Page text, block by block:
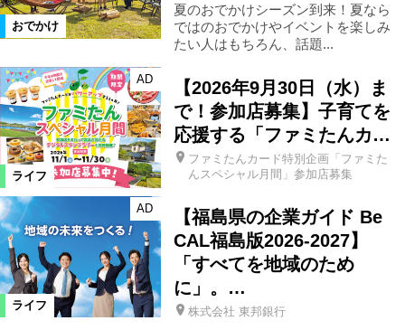
おでかけ
夏のおでかけシーズン到来！夏なら
ではのおでかけやイベントを楽しみ
たい人はもちろん、話題...
ライフ
AD
【2026年9月30日（水）ま
で！参加店募集】子育てを
応援する「ファミたんカ…
ファミたんカード特別企画「ファミた
んスペシャル月間」参加店募集
ライフ
AD
【福島県の企業ガイド Be
CAL福島版2026-2027】
「すべてを地域のため
に」。…
株式会社 東邦銀行